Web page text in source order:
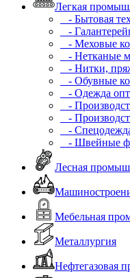
Легкая
- Бытовая
-
- Меховые
- Нетканые
- Нитки,
- Обувные
- Одежда
-
-
-
- Швейные
Лесная
Мебельная
Металлургия
Нефтегазовая